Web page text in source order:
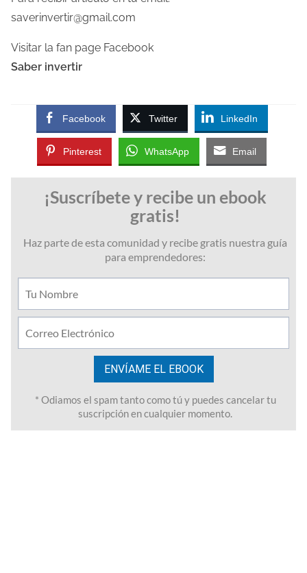
saverinvertir@gmail.com
Visitar la fan page Facebook
Saber invertir
Facebook Twitter LinkedIn
Pinterest WhatsApp Email